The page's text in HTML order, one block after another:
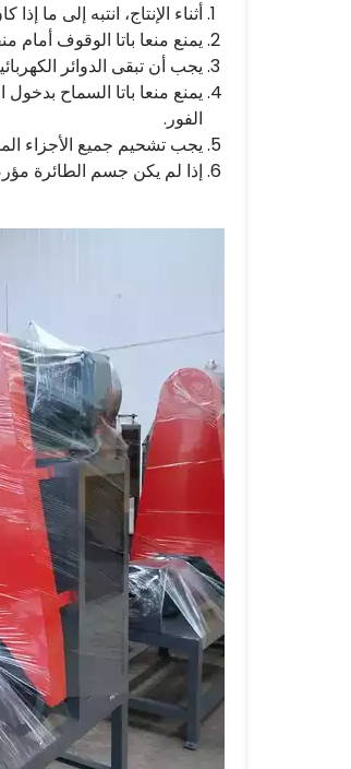
أثناء الإنتاج، انتبه إلى ما
يمنع منعا باتا الوقوف أمام
يجب أن تبقى الدوائر
يمنع منعا باتا السماح
الفور.
يجب تشحيم جميع الأجزاء
إذا لم يكن جسم الطائرة